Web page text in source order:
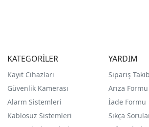
KATEGORİLER
Kayıt Cihazları
Güvenlik Kamerası
Alarm Sistemleri
Kablosuz Sistemleri
YARDIM
Sipariş
Arıza Formu
İade Formu
Sıkça